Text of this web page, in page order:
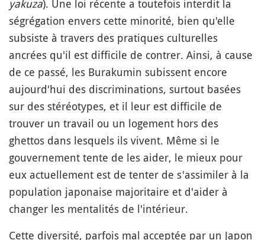
yakuza). Une loi récente a toutefois interdit la
ségrégation envers cette minorité, bien qu'elle
subsiste à travers des pratiques culturelles
ancrées qu'il est difficile de contrer. Ainsi, à cause
de ce passé, les Burakumin subissent encore
aujourd'hui des discriminations, surtout basées
sur des stéréotypes, et il leur est difficile de
trouver un travail ou un logement hors des
ghettos dans lesquels ils vivent. Même si le
gouvernement tente de les aider, le mieux pour
eux actuellement est de tenter de s'assimiler à la
population japonaise majoritaire et d'aider à
changer les mentalités de l'intérieur.
Cette diversité, parfois mal acceptée par un Japon